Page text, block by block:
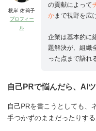
根岸 佑莉子
プロフィー
ル
の貢献によって
かまで視野を広
企業は基本的に
題解決が、組織
った点まで語れ
自己PRで悩んだら、AI
自己PRを書こうとしても、
手つかずのままだったりする